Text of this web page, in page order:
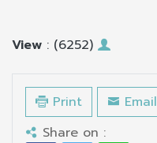
View : (6252)
Print
Email
Share on :